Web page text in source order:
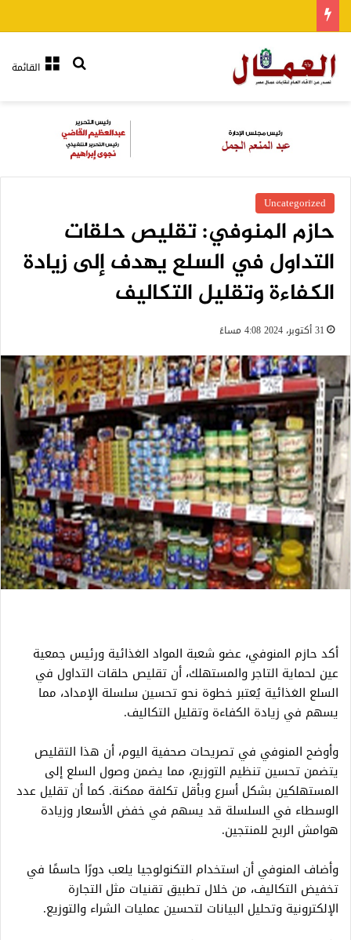
القائمةبحث عن
Uncategorized
حازم المنوفي: تقليص حلقات
التداول في السلع يهدف إلى زيادة
الكفاءة وتقليل التكاليف
31 أكتوبر، 2024 4:08 مساءً
أكد حازم المنوفي، عضو شعبة المواد الغذائية ورئيس جمعية
عين لحماية التاجر والمستهلك، أن تقليص حلقات التداول في
السلع الغذائية يُعتبر خطوة نحو تحسين سلسلة الإمداد، مما
يسهم في زيادة الكفاءة وتقليل التكاليف.
وأوضح المنوفي في تصريحات صحفية اليوم، أن هذا التقليص
يتضمن تحسين تنظيم التوزيع، مما يضمن وصول السلع إلى
المستهلكين بشكل أسرع وبأقل تكلفة ممكنة. كما أن تقليل عدد
الوسطاء في السلسلة قد يسهم في خفض الأسعار وزيادة
هوامش الربح للمنتجين.
وأضاف المنوفي أن استخدام التكنولوجيا يلعب دورًا حاسمًا في
تخفيض التكاليف، من خلال تطبيق تقنيات مثل التجارة
الإلكترونية وتحليل البيانات لتحسين عمليات الشراء والتوزيع.